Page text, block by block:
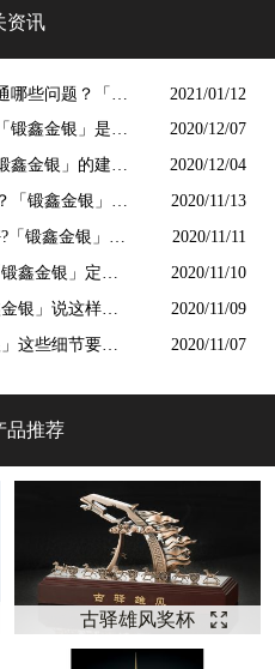
资讯
些问题？「锻
2021/01/12
锻鑫金银」是这
2020/12/07
鑫金银」的建议
2020/12/04
「锻鑫金银」好
2020/11/13
锻鑫金银」这
2020/11/11
鑫金银」定制
2020/11/10
银」说这样定
2020/11/09
这些细节要注
2020/11/07
品推荐
古驿雄风奖杯